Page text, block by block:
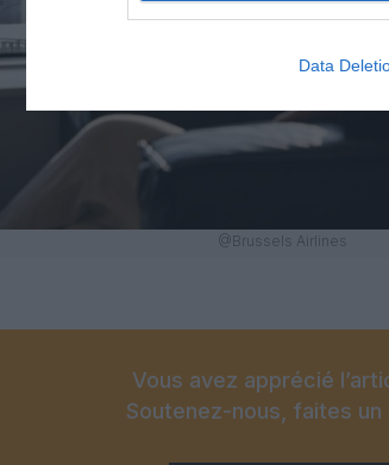
Data
@Brussels Airlines
Vous avez apprécié
Soutenez-nous, faites un